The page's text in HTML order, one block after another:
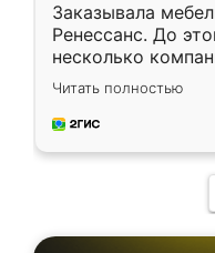
Заказывала
Ренессанс. До
несколько
эту. Сначала
приехал
и снял размеры.
мебель сразу
каких-либо
довольна, все
Читать полностью